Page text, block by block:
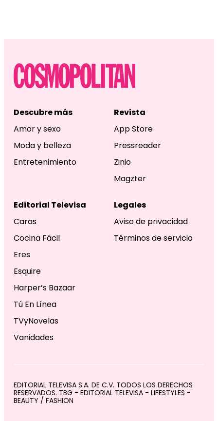
Descubre más
Amor y sexo
Moda y belleza
Entretenimiento
Revista
App Store
Pressreader
Zinio
Magzter
Editorial Televisa
Caras
Cocina Fácil
Eres
Esquire
Harper’s Bazaar
Tú En Línea
TVyNovelas
Vanidades
Legales
Aviso de privacidad
Términos de servicio
EDITORIAL TELEVISA S.A. DE C.V. TODOS LOS DERECHOS
RESERVADOS. TBG - EDITORIAL TELEVISA - LIFESTYLES -
BEAUTY / FASHION